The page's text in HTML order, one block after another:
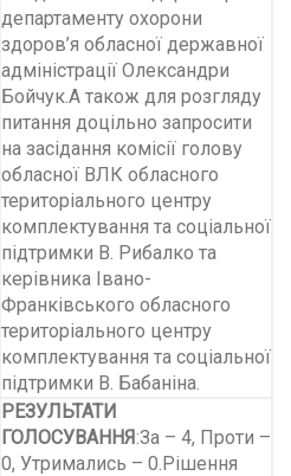
департаменту охорони
здоров’я обласної державної
адміністрації Олександри
Бойчук.А також для розгляду
питання доцільно запросити
на засідання комісії голову
обласної ВЛК обласного
територіального центру
комплектування та соціальної
підтримки В. Рибалко та
керівника Івано-
Франківського обласного
територіального центру
комплектування та соціальної
підтримки В. Бабаніна.
РЕЗУЛЬТАТИ
ГОЛОСУВАННЯ:За – 4, Проти –
0, Утримались – 0.Рішення